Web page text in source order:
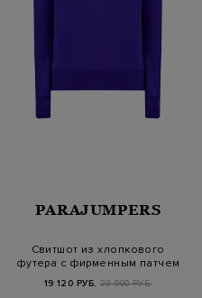
PARAJUMPERS
Свитшот из хлопкового
футера с фирменным патчем
19 120 РУБ. 23 900 РУБ.